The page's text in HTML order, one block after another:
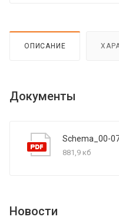
ОПИСАНИЕ
Документы
Schema_00-
881,9 кб
Новости